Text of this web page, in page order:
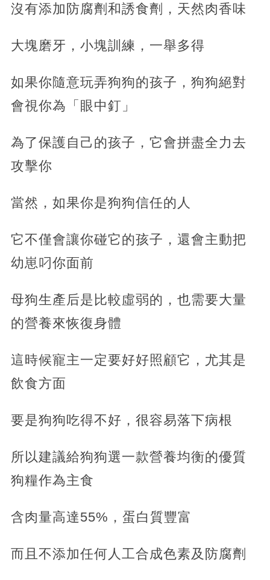
沒有添加防腐劑和誘食劑，天然肉香味
大塊磨牙，小塊訓練，一舉多得
如果你隨意玩弄狗狗的孩子，狗狗絕對
會視你為「眼中釘」
為了保護自己的孩子，它會拼盡全力去
攻擊你
當然，如果你是狗狗信任的人
它不僅會讓你碰它的孩子，還會主動把
幼崽叼你面前
母狗生產后是比較虛弱的，也需要大量
的營養來恢復身體
這時候寵主一定要好好照顧它，尤其是
飲食方面
要是狗狗吃得不好，很容易落下病根
所以建議給狗狗選一款營養均衡的優質
狗糧作為主食
含肉量高達55%，蛋白質豐富
而且不添加任何人工合成色素及防腐劑